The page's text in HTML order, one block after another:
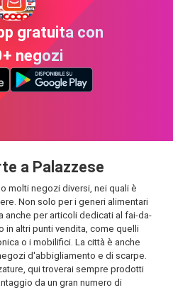
gratuita con
negozi
a Palazzese
molti negozi diversi, nei quali è
Non solo per i generi alimentari
anche per articoli dedicati al fai-da-
in altri punti vendita, come quelli
o i mobilifici. La città è anche
d'abbigliamento e di scarpe.
qui troverai sempre prodotti
da un gran numero di